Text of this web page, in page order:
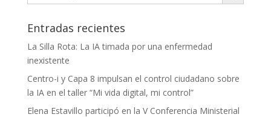
Entradas recientes
La Silla Rota: La IA timada por una enfermedad
inexistente
Centro-i y Capa 8 impulsan el control ciudadano sobre
la IA en el taller “Mi vida digital, mi control”
Elena Estavillo participó en la V Conferencia Ministerial